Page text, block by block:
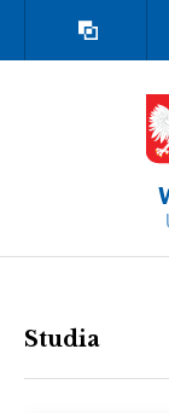
kontrastowa
Studia